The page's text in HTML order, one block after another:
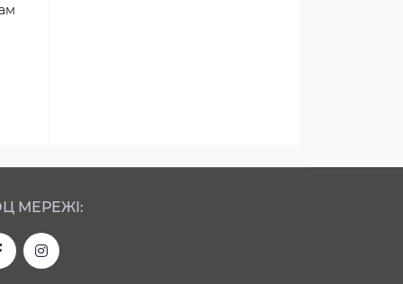
МЕРЕЖІ: